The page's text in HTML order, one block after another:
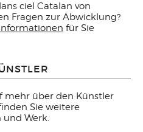
ciel Catalan von
Fragen zur Abwicklung?
Informationen für Sie
mehr über den Künstler
Sie weitere
und Werk.